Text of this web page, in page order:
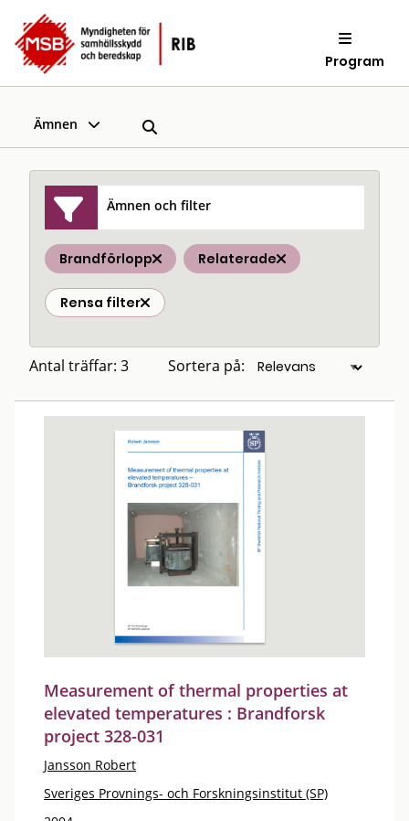
Program
Ämnen
Ämnen och filter
Brandförlopp Relaterade
Rensa filter
Antal träffar: 3 Sortera på:
Measurement of thermal properties at
elevated temperatures : Brandforsk
project 328-031
Jansson Robert
Sveriges Provnings- och Forskningsinstitut (SP)